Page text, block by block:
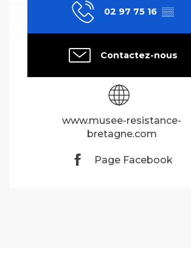
02 97 75 16 ▒▒
Contactez-nous
www.musee-resistance-
bretagne.com
Page Facebook